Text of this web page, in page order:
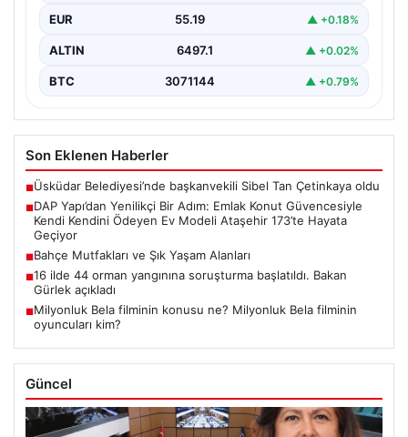
Gayrimenkul sektöründe prestijli ve yenilikçi
projeleriyle tanınan DAP Gayrimenkul Geliştirme, dikkat
çekici bir adım…
EUR 55.19 ▲ +0.18%
ALTIN 6497.1 ▲ +0.02%
BTC 3071144 ▲ +0.79%
Son Eklenen Haberler
■Üsküdar Belediyesi’nde başkanvekili Sibel Tan Çetinkaya oldu
■DAP Yapı’dan Yenilikçi Bir Adım: Emlak Konut Güvencesiyle
Kendi Kendini Ödeyen Ev Modeli Ataşehir 173’te Hayata
Geçiyor
■Bahçe Mutfakları ve Şık Yaşam Alanları
■16 ilde 44 orman yangınına soruşturma başlatıldı. Bakan
Gürlek açıkladı
■Milyonluk Bela filminin konusu ne? Milyonluk Bela filminin
oyuncuları kim?
Güncel